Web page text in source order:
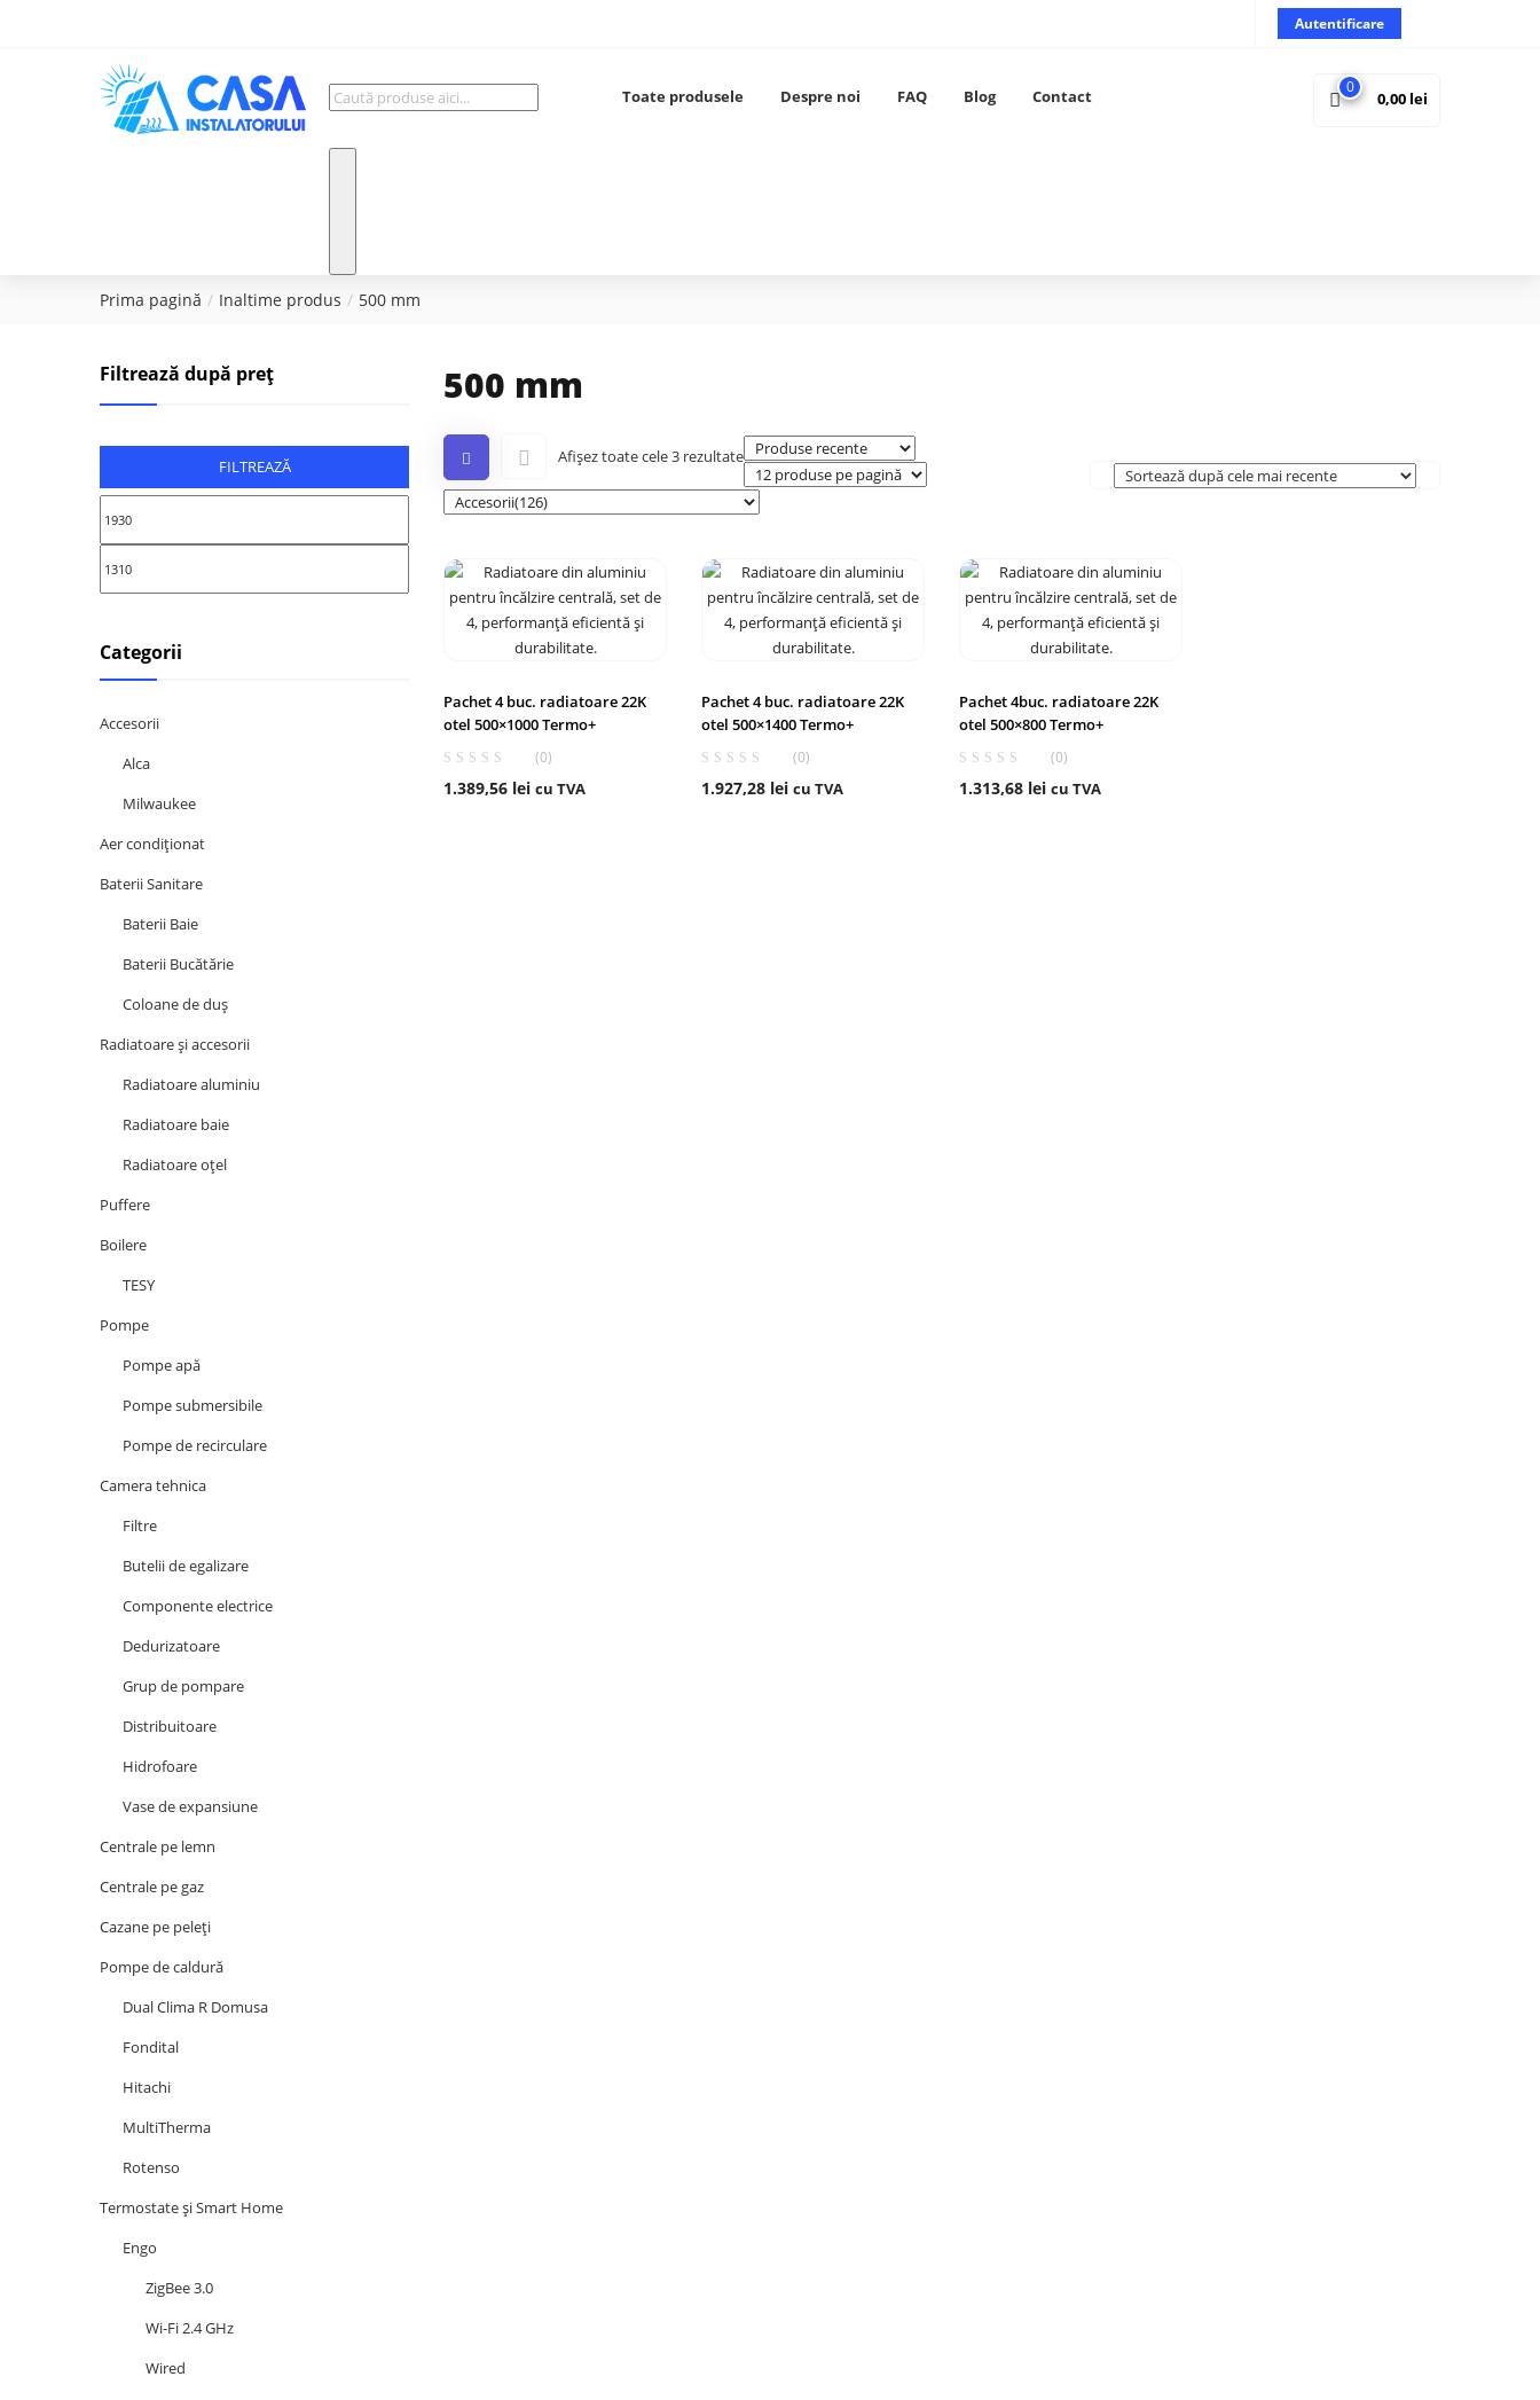
Autentificare
0
0,00 lei
Toate produsele Despre noi FAQ Blog Contact
Prima pagină Inaltime produs 500 mm
500 mm
Afișez toate cele 3 rezultate
Pachet 4 buc. radiatoare 22K
otel 500×1000 Termo+
(0)
1.389,56 lei cu TVA
Pachet 4 buc. radiatoare 22K
otel 500×1400 Termo+
(0)
1.927,28 lei cu TVA
Pachet 4buc. radiatoare 22K
otel 500×800 Termo+
(0)
1.313,68 lei cu TVA
Filtrează după preț
FILTREAZĂ
Categorii
Accesorii
Alca
Milwaukee
Aer condiționat
Baterii Sanitare
Baterii Baie
Baterii Bucătărie
Coloane de duș
Radiatoare și accesorii
Radiatoare aluminiu
Radiatoare baie
Radiatoare oțel
Puffere
Boilere
TESY
Pompe
Pompe apă
Pompe submersibile
Pompe de recirculare
Camera tehnica
Filtre
Butelii de egalizare
Componente electrice
Dedurizatoare
Grup de pompare
Distribuitoare
Hidrofoare
Vase de expansiune
Centrale pe lemn
Centrale pe gaz
Cazane pe peleți
Pompe de caldură
Dual Clima R Domusa
Fondital
Hitachi
MultiTherma
Rotenso
Termostate și Smart Home
Engo
ZigBee 3.0
Wi-Fi 2.4 GHz
Wired